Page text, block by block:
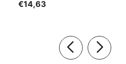
€14,63